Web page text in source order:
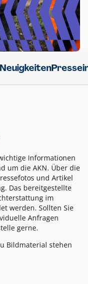
Neuigkeiten
Informationen
um die AKN. Über die
und Artikel
Das bereitgestellte
im
werden. Sollten Sie
Anfragen
gerne.
Bildmaterial stehen